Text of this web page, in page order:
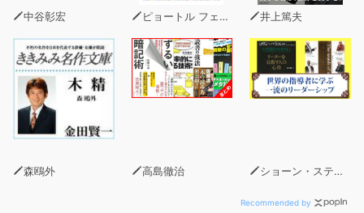
購入先:ヤック企画 info@hiraganatimes.com
中谷彰宏 ピョートル フェリクス グジバチ 井上篤夫
森鴎外 高島徹治 ショーン・スティーブンソン
Recommended by